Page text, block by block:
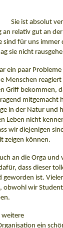
Sie ist absolut
relativ gut an
sind für uns immer
sie nicht
ein paar Probleme
Menschen
Griff bekommen,
mitgemacht
in der Natur und
Leben nicht
wir diejenigen
zeigen können.
an die Orga
dass dieser
geworden ist.
obwohl wir
weitere
ein